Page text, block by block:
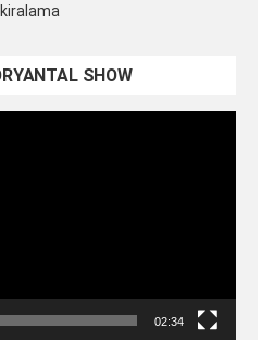
SHOW
02:34